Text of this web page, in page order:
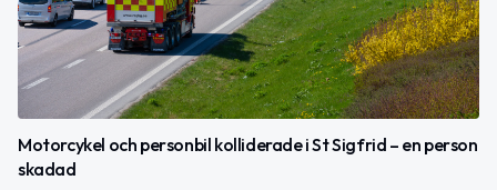
Motorcykel och personbil kolliderade i St Sigfrid – en person
skadad